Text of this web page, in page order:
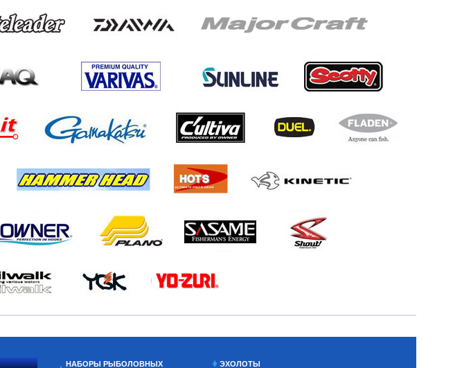
НАБОРЫ РЫБОЛОВНЫХ ЭХОЛОТЫ